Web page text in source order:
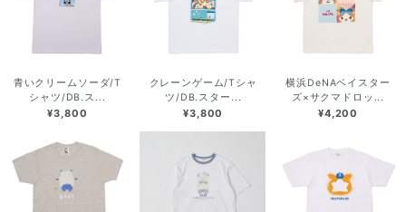
青いクリームソーダ/T
シャツ/DB.ス...
¥3,800
クレーンゲーム/Tシャ
ツ/DB.スター...
¥3,800
横浜DeNAベイスター
ズ×サクマドロッ...
¥4,200